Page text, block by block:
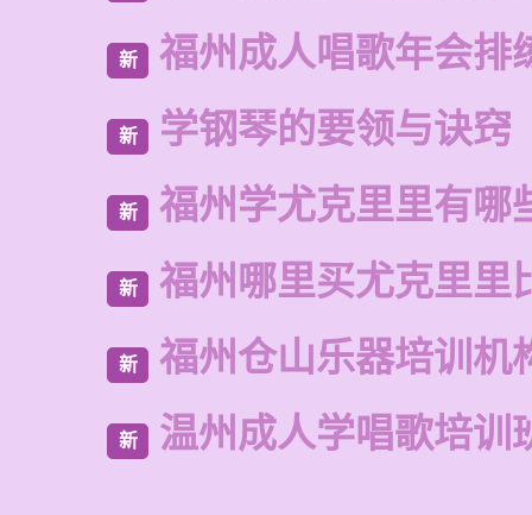
新 福州成人唱歌年会排
新 学钢琴的要领与诀窍
新 福州学尤克里里有哪
新 福州哪里买尤克里里
新 福州仓山乐器培训机
新 温州成人学唱歌培训